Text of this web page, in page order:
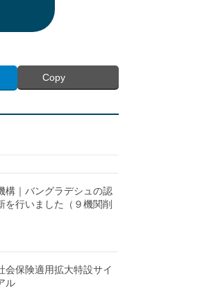
Copy
構｜バングラデシュの認
を行いました（９機関削
会保険適用拡大特設サイ
ル